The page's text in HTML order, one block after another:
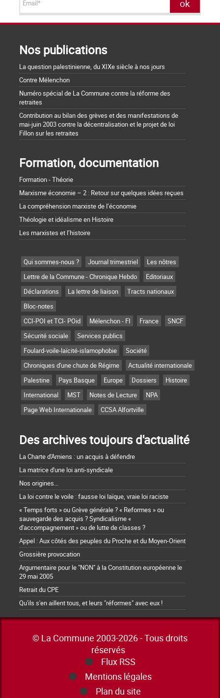
Nos publications
La question palestinienne, du XIXe siècle à nos jours
Contre Mélenchon
Numéro spécial de La Commune contre la réforme des
retraites
Contribution au bilan des grèves et des manifestations de
mai-juin 2003 contre la décentralisation et le projet de loi
Fillon sur les retraites
Formation, documentation
Formation - Théorie
Marxisme économie – 2 : Retour sur quelques idées reçues
La compréhension marxiste de l’économie
Théologie et idéalisme en Histoire
Les marxistes et l’histoire
Qui sommes-nous ? Journal trimestriel
Les nôtres
Lettre de la Commune - Chronique Hebdo
Editoriaux
Déclarations
La lettre de liaison
Tracts nationaux
Bloc-notes
CCI-POI et TCI- POid
Mélenchon - FI France
SNCF
Sécurité sociale
Services publics
Foulard-voile-laïcité-islamophobie
Société
Chroniques d'une chute de Régime
Actualité internationale
Palestine
Pays Basque Europe Dossiers
Histoire
International
MST Notes de Lecture
NPA
Page Web Internationale
CCSA Alfortville
Des archives toujours d'actualité
La Charte d'Amiens : un acquis à défendre
La matrice d'une loi anti-syndicale
Nos origines...
La loi contre le voile : fausse loi laïque, vraie loi raciste
« Temps forts » ou Grève générale ? « Reformes » ou
sauvegarde des acquis ? Syndicalisme «
d'accompagnement » ou de lutte de classes ?
Appel : Aux côtés des peuples du Proche et du Moyen-Orient
Grossière provocation
Argumentaire pour le "NON" à la Constitution européenne le
29 mai 2005
Retrait du CPE
Qu'ils s'en aillent tous, et leurs "réformes" avec eux !
© La Commune 2003-2026 - Tous droits
réservés
Flux RSS
Mentions légales
Plan du site